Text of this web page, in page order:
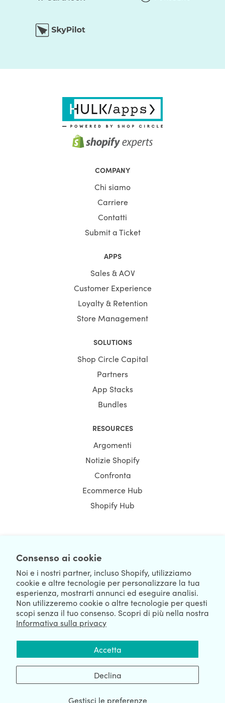
Consenso ai cookie
Noi e i nostri partner, incluso Shopify, utilizziamo
cookie e altre tecnologie per personalizzare la tua
esperienza, mostrarti annunci ed eseguire analisi.
Non utilizzeremo cookie o altre tecnologie per questi
scopi senza il tuo consenso. Scopri di più nella nostra
Informativa sulla privacy
Gestisci le preferenze
Accetta
Declina
COMPANY
Chi siamo
Carriere
Contatti
Submit a Ticket
APPS
Sales & AOV
Customer Experience
Loyalty & Retention
Store Management
SOLUTIONS
Shop Circle Capital
Partners
App Stacks
Bundles
RESOURCES
Argomenti
Notizie Shopify
Confronta
Ecommerce Hub
Shopify Hub
August 07, 2026 © HulkApps.com. All Rights Reserved.
We're Worldwide
NEWSLETTER